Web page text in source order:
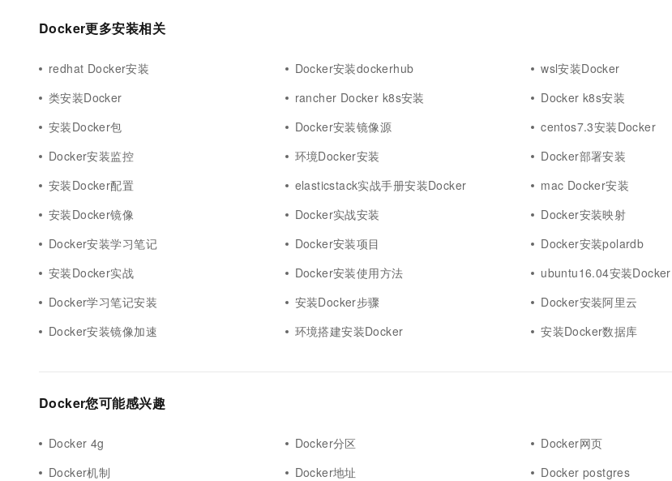
Docker更多安装相关
redhat Docker安装 Docker安装dockerhub
wsl安装Docker
类安装Docker
rancher Docker k8s安装
Docker k8s安装
安装Docker包
Docker安装镜像源
centos7.3安装Docker
Docker安装监控
环境Docker安装
Docker部署安装
安装Docker配置
elasticstack实战手册安装Docker
mac Docker安装
安装Docker镜像
Docker实战安装
Docker安装映射
Docker安装学习笔记
Docker安装项目
Docker安装polardb
安装Docker实战
Docker安装使用方法
ubuntu16.04安装Docker
Docker学习笔记安装
安装Docker步骤
Docker安装阿里云
Docker安装镜像加速
环境搭建安装Docker 安装Docker数据库
Docker您可能感兴趣
Docker 4g Docker分区
Docker网页
Docker机制
Docker地址
Docker postgres